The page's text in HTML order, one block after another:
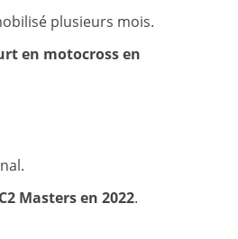
plusieurs mois.
en motocross en
Masters en 2022.